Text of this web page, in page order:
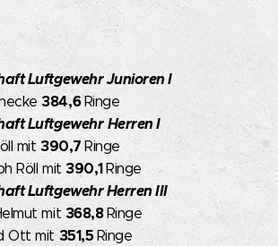
LuftgewehrJunioren I
384,6Ringe
Luftgewehr Herren I
mit390,7Ringe
Röll mit 390,1Ringe
LuftgewehrHerren III
mit 368,8Ringe
Ott mit 351,5 Ringe